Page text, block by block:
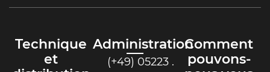
Technique
et
Administration
(+49) 05223 .
Comment
pouvons-